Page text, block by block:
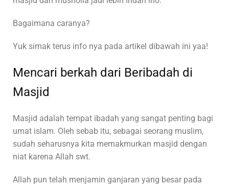
Bagaimana caranya?
Yuk simak terus info nya pada artikel dibawah ini yaa!
Mencari berkah dari Beribadah di
Masjid
Masjid adalah tempat ibadah yang sangat penting bagi
umat islam. Oleh sebab itu, sebagai seorang muslim,
sudah seharusnya kita memakmurkan masjid dengan
niat karena Allah swt.
Allah pun telah menjamin ganjaran yang besar pada